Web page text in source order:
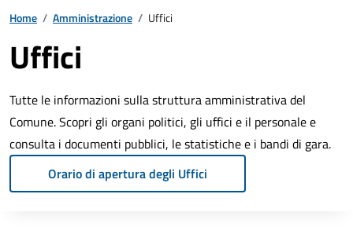
Home / Amministrazione / Uffici
Uffici
Tutte le informazioni sulla struttura amministrativa del
Comune. Scopri gli organi politici, gli uffici e il personale e
consulta i documenti pubblici, le statistiche e i bandi di gara.
Orario di apertura degli Uffici